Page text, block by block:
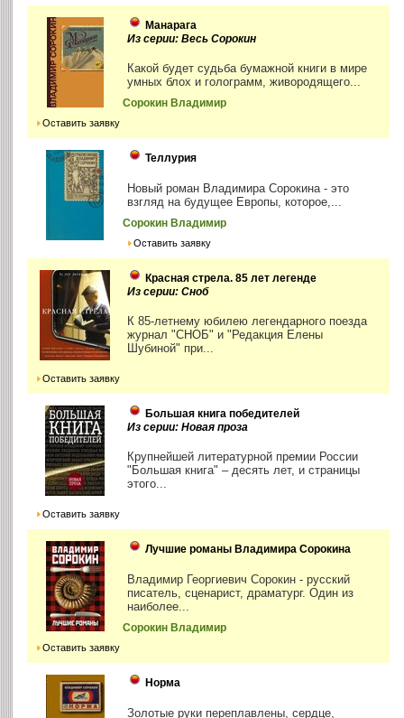
Манарага
Из серии: Весь Сорокин
Какой будет судьба бумажной книги в мире
умных блох и голограмм, живородящего...
Сорокин Владимир
Оставить заявку
Теллурия
Новый роман Владимира Сорокина - это
взгляд на будущее Европы, которое,...
Сорокин Владимир
Оставить заявку
Красная стрела. 85 лет легенде
Из серии: Сноб
К 85-летнему юбилею легендарного поезда
журнал "СНОБ" и "Редакция Елены
Шубиной" при...
Оставить заявку
Большая книга победителей
Из серии: Новая проза
Крупнейшей литературной премии России
"Большая книга" – десять лет, и страницы
этого...
Оставить заявку
Лучшие романы Владимира Сорокина
Владимир Георгиевич Сорокин - русский
писатель, сценарист, драматург. Один из
наиболее...
Сорокин Владимир
Оставить заявку
Норма
Золотые руки переплавлены, сердце,